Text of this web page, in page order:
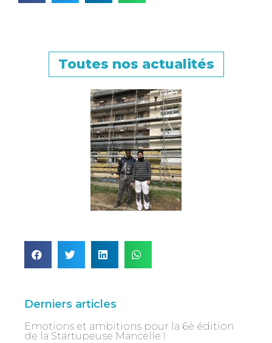
Toutes nos actualités
Derniers articles
Emotions et ambitions pour la 6è édition
de la Startupeuse Mancelle !